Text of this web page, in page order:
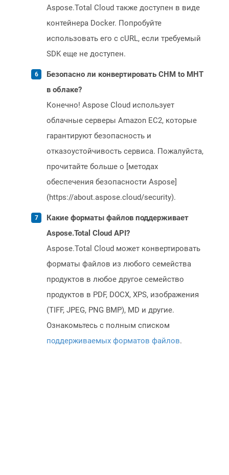
Aspose.Total Cloud также доступен в виде
контейнера Docker. Попробуйте
использовать его с cURL, если требуемый
SDK еще не доступен.
Безопасно ли конвертировать CHM to MHT
в облаке?
Конечно! Aspose Cloud использует
облачные серверы Amazon EC2, которые
гарантируют безопасность и
отказоустойчивость сервиса. Пожалуйста,
прочитайте больше о [методах
обеспечения безопасности Aspose]
(https://about.aspose.cloud/security).
Какие форматы файлов поддерживает
Aspose.Total Cloud API?
Aspose.Total Cloud может конвертировать
форматы файлов из любого семейства
продуктов в любое другое семейство
продуктов в PDF, DOCX, XPS, изображения
(TIFF, JPEG, PNG BMP), MD и другие.
Ознакомьтесь с полным списком
поддерживаемых форматов файлов.